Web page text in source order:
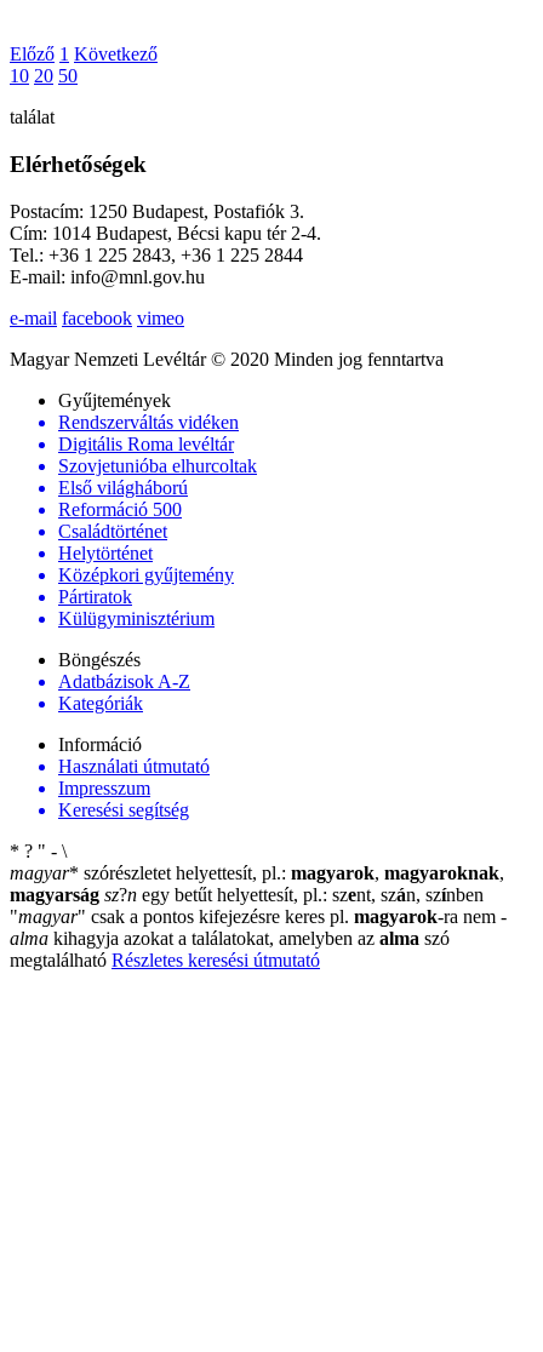
Előző 1 Következő
10 20 50
találat
Elérhetőségek
Postacím: 1250 Budapest, Postafiók 3.
Cím: 1014 Budapest, Bécsi kapu tér 2-4.
Tel.: +36 1 225 2843, +36 1 225 2844
E-mail: info@mnl.gov.hu
e-mail facebook vimeo
Magyar Nemzeti Levéltár © 2020 Minden jog fenntartva
Gyűjtemények
Rendszerváltás vidéken
Digitális Roma levéltár
Szovjetunióba elhurcoltak
Első világháború
Reformáció 500
Családtörténet
Helytörténet
Középkori gyűjtemény
Pártiratok
Külügyminisztérium
Böngészés
Adatbázisok A-Z
Kategóriák
Információ
Használati útmutató
Impresszum
Keresési segítség
* ? " - \
magyar* szórészletet helyettesít, pl.: magyarok, magyaroknak,
magyarság sz?n egy betűt helyettesít, pl.: szent, szán, színben
"magyar" csak a pontos kifejezésre keres pl. magyarok-ra nem -
alma kihagyja azokat a találatokat, amelyben az alma szó
megtalálható Részletes keresési útmutató